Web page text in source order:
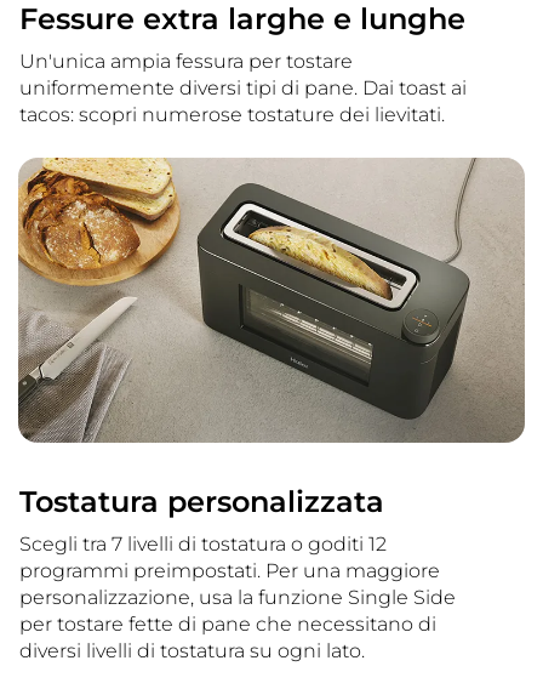
Fessure extra larghe e lunghe
Un'unica ampia fessura per tostare
uniformemente diversi tipi di pane. Dai toast ai
tacos: scopri numerose tostature dei lievitati.
Tostatura personalizzata
Scegli tra 7 livelli di tostatura o goditi 12
programmi preimpostati. Per una maggiore
personalizzazione, usa la funzione Single Side
per tostare fette di pane che necessitano di
diversi livelli di tostatura su ogni lato.